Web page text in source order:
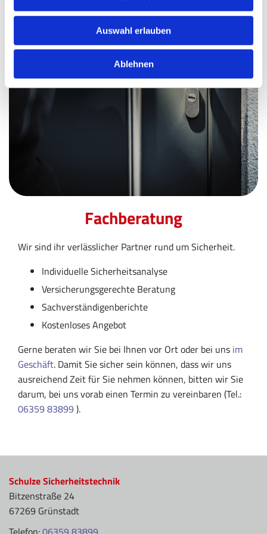
Auswahl erlauben
Ablehnen
Fachberatung
Wir sind ihr verlässlicher Partner rund um Sicherheit.
Individuelle Sicherheitsanalyse
Versicherungsgerechte Beratung
Sachverständigenberichte
Kostenloses Angebot
Gerne beraten wir Sie bei Ihnen vor Ort oder bei uns im
Geschäft. Damit Sie sicher sein können, dass wir uns
ausreichend Zeit für Sie nehmen können, bitten wir Sie
darum, bei uns vorab einen Termin zu vereinbaren (Tel.:
06359 83899 ).
Schulze Sicherheitstechnik
Bitzenstraße 24
67269 Grünstadt